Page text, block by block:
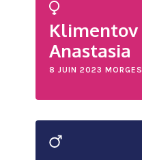
Klimentov
Anastasia
8 JUIN 2023 MORGES